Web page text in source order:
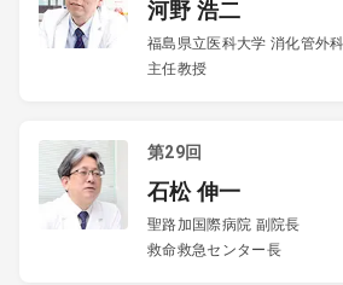
河野 浩二
福島県立医科大学 消化管外
主任教授
第29回
石松 伸一
聖路加国際病院 副院長
救命救急センター長